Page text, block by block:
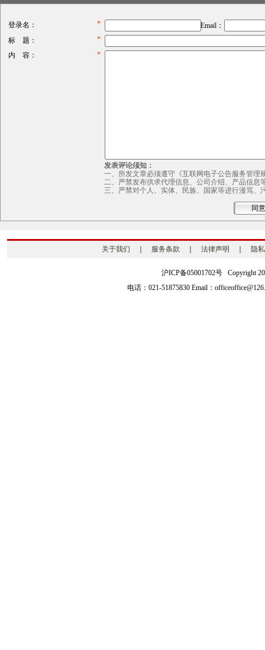
登录名： *
Email：
标 题：
*
内 容：
*
发表评论须知：
一、所发文章必须遵守《互联网电子公告服务管理
二、严禁发布供求代理信息、公司介绍、产品信息
三、严禁对个人、实体、民族、国家等进行漫骂、
关于我们 服务条款 法律声明 隐
沪ICP备05001702号 Copyright
电话：021-51875830 Email：